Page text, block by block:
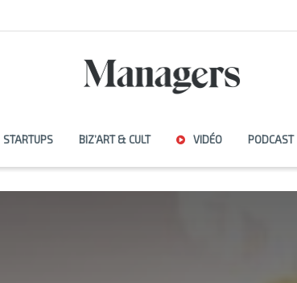
STARTUPS BIZ’ART & CULT VIDÉO PODCAST